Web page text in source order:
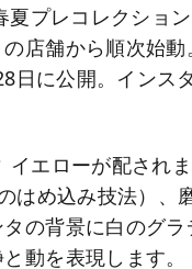
夏プレコレクション
店舗から順次始動
日に公開。インスタ
エローが配されま
はめ込み技法）、
の背景に白のグラ
動を表現します。